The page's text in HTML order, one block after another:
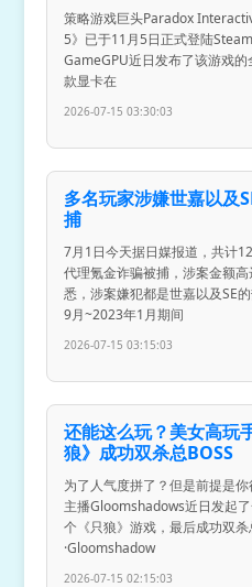
策略游戏巨头Paradox
5》已于11月5日正式登陆
GameGPU近日发布了该游戏
款显卡在
2026-07-15 03:30:03
多名玩家涉嫌世嘉以及
捕
7月1日今天据日媒报道，共计
代理氪金诈骗被捕，涉案金额
悉，涉案嫌犯都是世嘉以及SE
9月~2023年1月期间
2026-07-15 03:15:03
还能这么玩？美女高玩
狼》成功双杀总BOSS
为了人气度拼了？但是前提是
主播Gloomshadows近日发起
个《只狼》游戏，最后成功双杀
·Gloomshadow
2026-07-15 02:15:03